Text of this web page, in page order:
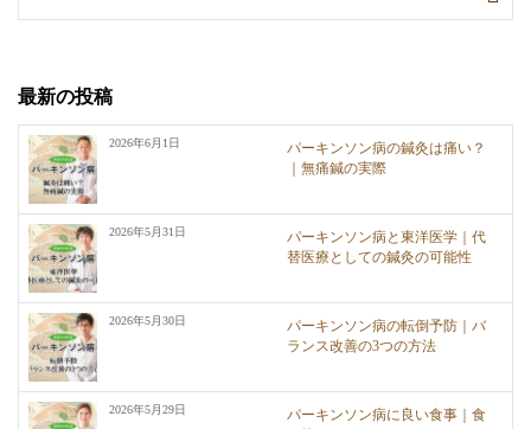
最新の投稿
2026年6月1日
パーキンソン病の鍼灸は痛い？
｜無痛鍼の実際
2026年5月31日
パーキンソン病と東洋医学｜代
替医療としての鍼灸の可能性
2026年5月30日
パーキンソン病の転倒予防｜バ
ランス改善の3つの方法
2026年5月29日
パーキンソン病に良い食事｜食